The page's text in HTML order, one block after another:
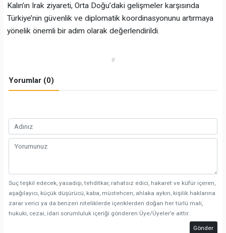
Kalın’ın Irak ziyareti, Orta Doğu’daki gelişmeler karşısında
Türkiye’nin güvenlik ve diplomatik koordinasyonunu artırmaya
yönelik önemli bir adım olarak değerlendirildi.
#
Yorumlar (0)
Suç teşkil edecek, yasadışı, tehditkar, rahatsız edici, hakaret ve küfür içeren,
aşağılayıcı, küçük düşürücü, kaba, müstehcen, ahlaka aykırı, kişilik haklarına
zarar verici ya da benzeri niteliklerde içeriklerden doğan her türlü mali,
hukuki, cezai, idari sorumluluk içeriği gönderen Üye/Üyeler’e aittir.
Gönder